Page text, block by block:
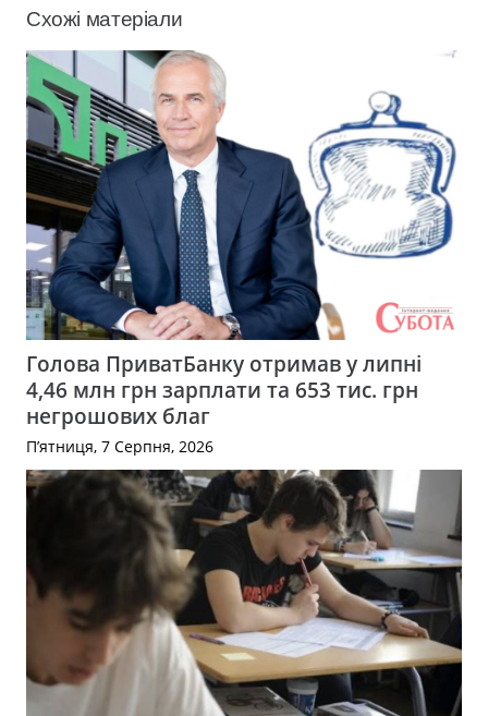
Схожі матеріали
Голова ПриватБанку отримав у липні
4,46 млн грн зарплати та 653 тис. грн
негрошових благ
П’ятниця, 7 Серпня, 2026